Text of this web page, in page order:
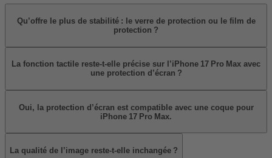
Qu’offre le plus de stabilité : le verre de protection ou le film de
protection ?
La fonction tactile reste‑t‑elle précise sur l’iPhone 17 Pro Max avec
une protection d’écran ?
Oui, la protection d’écran est compatible avec une coque pour
iPhone 17 Pro Max.
La qualité de l’image reste‑t‑elle inchangée ?